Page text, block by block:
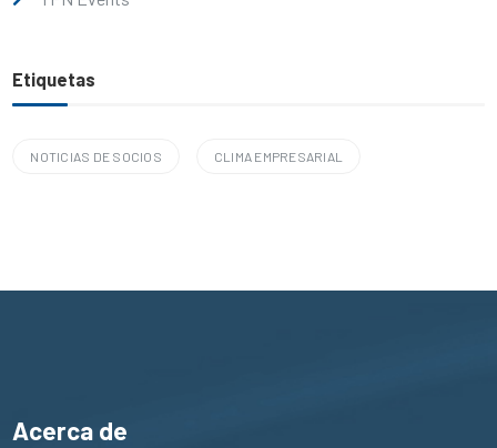
Etiquetas
NOTICIAS DE SOCIOS CLIMA EMPRESARIAL
Acerca de